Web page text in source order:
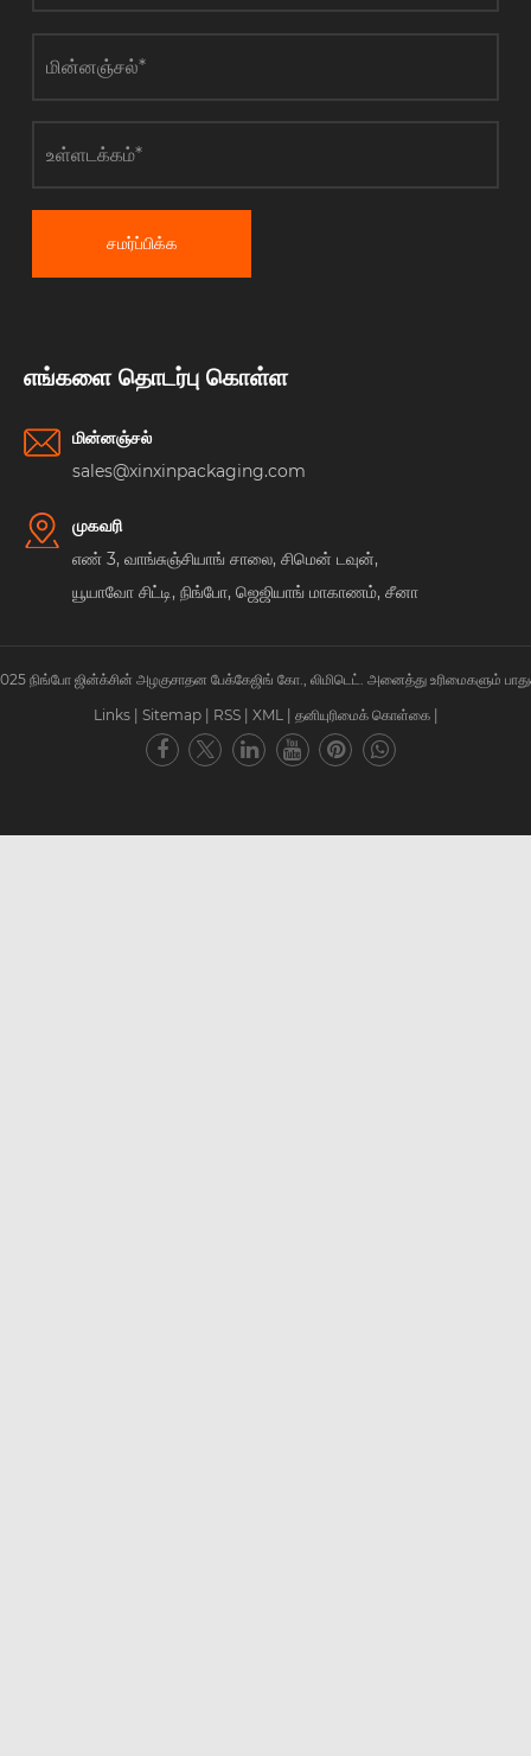
சமர்ப்பிக்க
எங்களை தொடர்பு கொள்ள
மின்னஞ்சல்
sales@xinxinpackaging.com
முகவரி
எண் 3, வாங்சுஞ்சியாங் சாலை, சிமென் டவுன்,
யூயாவோ சிட்டி, நிங்போ, ஜெஜியாங் மாகாணம், சீனா
2025 நிங்போ ஜின்க்சின் அழகுசாதன பேக்கேஜிங் கோ., லிமிடெட். அனைத்து உரிமைகளும்
Links
Sitemap RSS XML தனியுரிமைக் கொள்கை